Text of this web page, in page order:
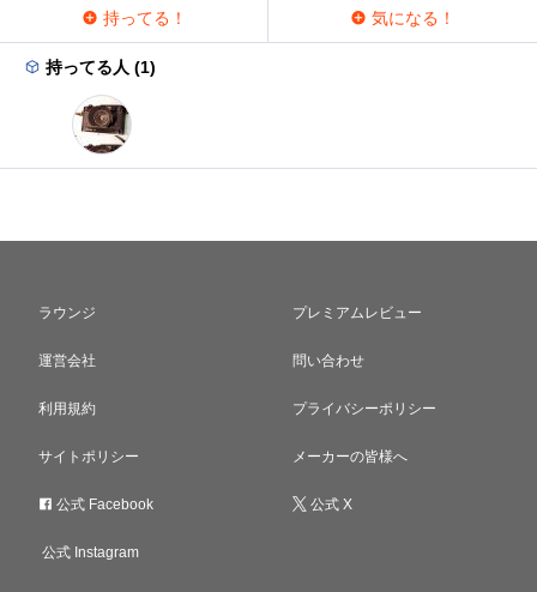
持ってる！ 気になる！
持ってる人 (1)
ラウンジ プレミアムレビュー
運営会社 問い合わせ
利用規約 プライバシーポリシー
サイトポリシー メーカーの皆様へ
公式 Facebook 公式 X
公式 Instagram